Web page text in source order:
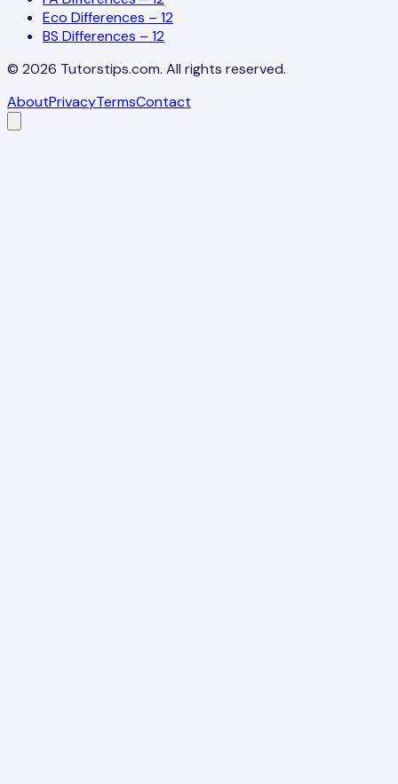
Eco Differences – 12
BS Differences – 12
© 2026 Tutorstips.com. All rights reserved.
AboutPrivacyTermsContact